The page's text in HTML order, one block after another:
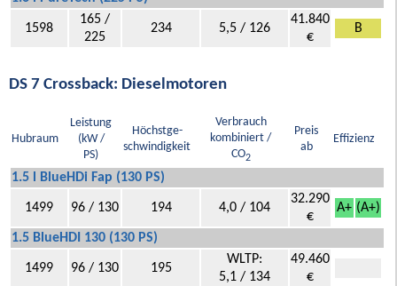
1598
165 /
225
234 5,5 / 126
41.840
€
B
DS 7 Crossback: Dieselmotoren
Hubraum
Leistung
(kW /
PS)
Höchstge-
schwindigkeit
Verbrauch
kombiniert /
CO2
Preis
ab
Effizienz
1.5 l BlueHDi Fap (130 PS)
1499 96 / 130 194 4,0 / 104
32.290
€
A+ (A+)
1.5 BlueHDI 130 (130 PS)
1499 96 / 130 195
WLTP:
5,1 / 134
49.460
€